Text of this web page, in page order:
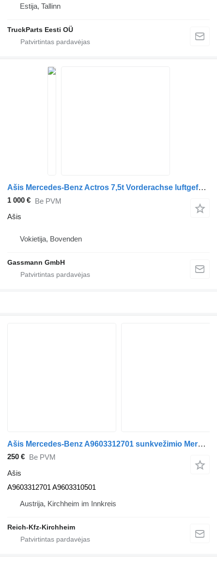
Estija, Tallinn
TruckParts Eesti OÜ
Ašis Mercedes-Benz Actros 7,5t Vorderachse luftgefedert sunkvežimio Mercedes-Benz Actros
1 000 € Be PVM
Ašis
Vokietija, Bovenden
Gassmann GmbH
Ašis Mercedes-Benz A9603312701 sunkvežimio Mercedes-Benz Actros Antos Arocs
250 € Be PVM
Ašis
A9603312701 A9603310501
Austrija, Kirchheim im Innkreis
Reich-Kfz-Kirchheim